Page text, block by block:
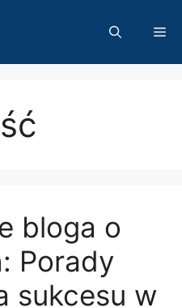
bloga o
Porady
sukcesu w